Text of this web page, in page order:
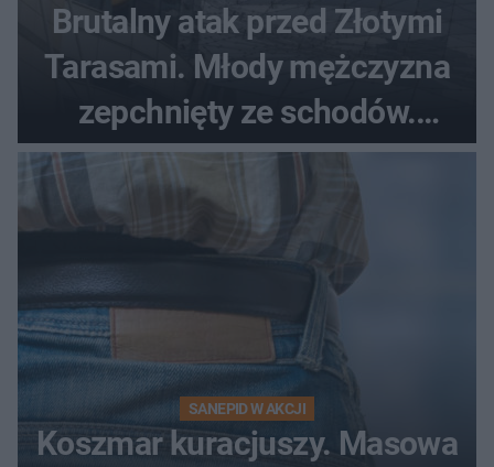
Brutalny atak przed Złotymi
Tarasami. Młody mężczyzna
zepchnięty ze schodów.
Szokujące nagranie krąży po
sieci
SANEPID W AKCJI
Koszmar kuracjuszy. Masowa